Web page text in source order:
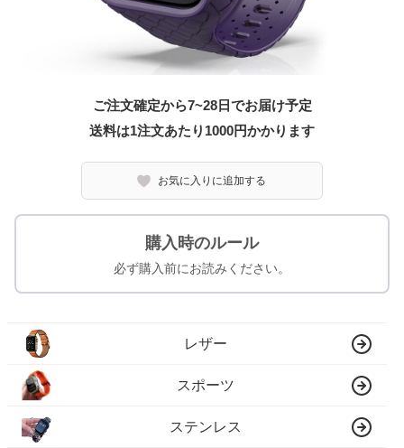
ご注文確定から7~28日でお届け予定
送料は1注文あたり 1000円かかります
お気に入りに追加する
購入時のルール
必ず購入前にお読みください。
レザー
スポーツ
ステンレス